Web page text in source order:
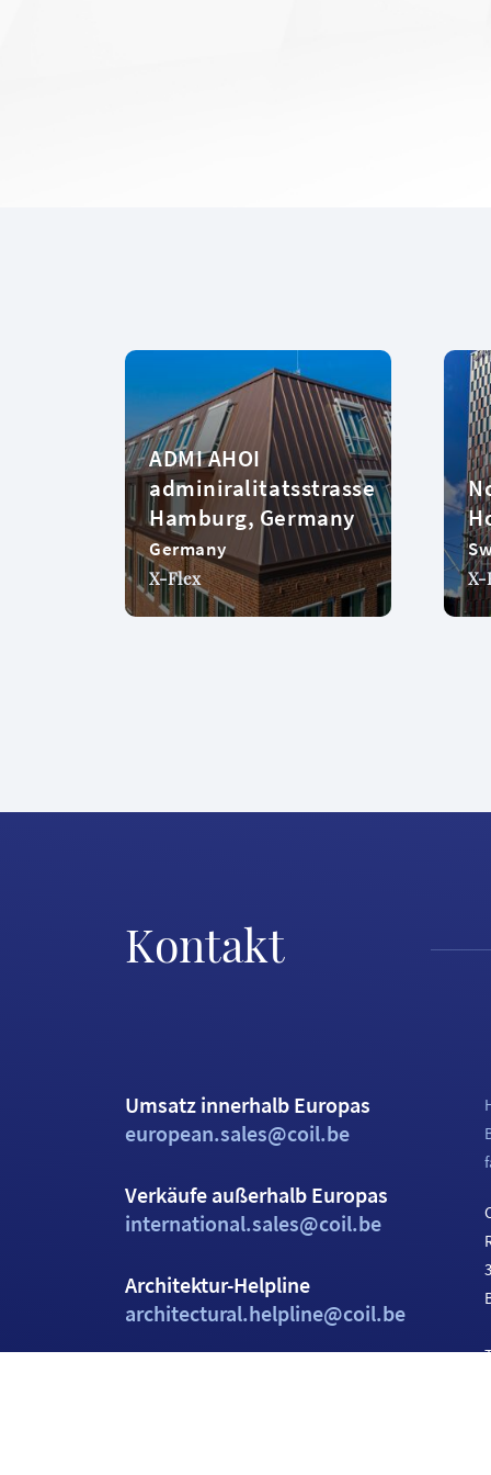
ADMI AHOI
adminiralitatsstrasse
Hamburg, Germany
Germany
X-Flex X-
Kontakt
Umsatz innerhalb Europas
european.sales@coil.be
Verkäufe außerhalb Europas
international.sales@coil.be
Architektur-Helpline
architectural.helpline@coil.be